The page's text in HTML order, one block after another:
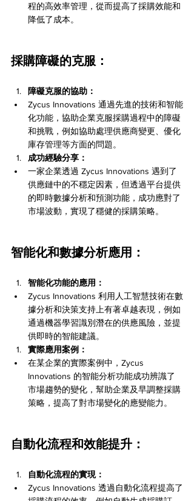
程的高效率管理，從而提高了採購效能和
降低了成本。
採購障礙的克服：
障礙克服的協助：
Zycus Innovations 通過先進的技術和智能
化功能，協助企業克服採購過程中的障礙
和挑戰，例如協助處理供應商變更、優化
庫存管理等方面的問題。
成功經驗分享：
一家企業透過 Zycus Innovations 遇到了
供應鏈中的不穩定因素，但透過平台提供
的即時數據分析和預測功能，成功應對了
市場波動，實現了穩健的採購策略。
智能化和數據分析應用：
智能化功能的應用：
Zycus Innovations 利用人工智慧技術在數
據分析和決策支持上有著卓越表現，例如
通過機器學習識別潛在的供應風險，並提
供即時的智能建議。
實際應用案例：
在某企業的實際案例中，Zycus
Innovations 的智能分析功能成功辨識了
市場趨勢的變化，幫助企業及早調整採購
策略，提高了對市場變化的應變能力。
自動化流程和效能提升：
自動化流程的實現：
Zycus Innovations 透過自動化流程提高了